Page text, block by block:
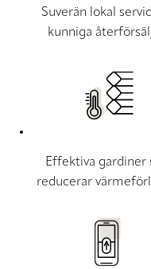
Suverän lokal
kunniga
Effektiva gardiner
reducerar